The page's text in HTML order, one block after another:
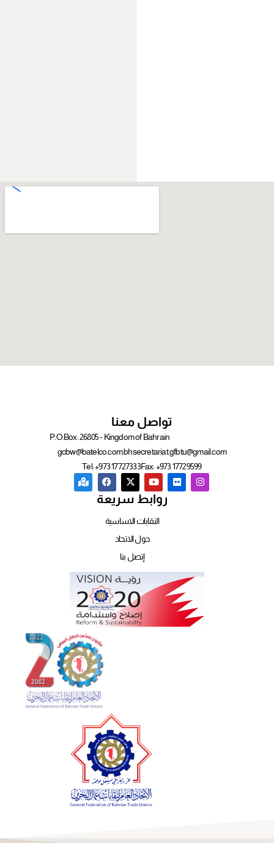
تواصل معنا
P.O.Box: 26805 - Kingdom of Bahrain
gcbw@batelco.com.bhsecretariat.gfbtu@gmail.com
Tel: +973 17727333Fax: +973 17729599
روابط سريعة
النقابات الاساسية
حول الاتحاد
إتصل بنا